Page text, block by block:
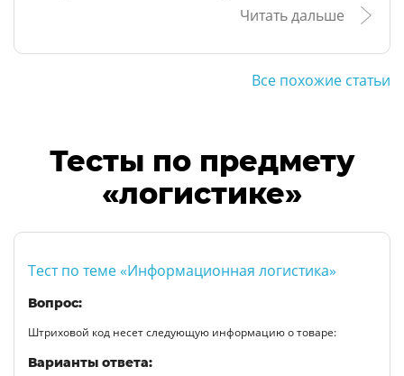
Читать дальше
Все похожие статьи
Тесты по предмету
«логистике»
Тест по теме «Информационная логистика»
Вопрос:
Штриховой код несет следующую информацию о товаре:
Варианты ответа: